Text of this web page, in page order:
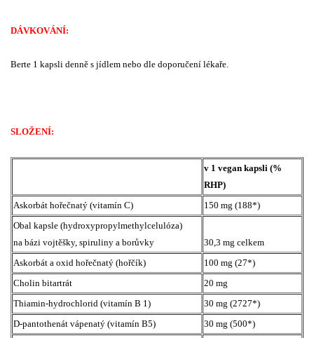
DÁVKOVÁNÍ:
Berte 1 kapsli denně s jídlem nebo dle doporučení lékaře.
SLOŽENÍ:
v 1 vegan kapsli (%
RHP)
Askorbát hořečnatý (vitamín C)
150 mg (188*)
Obal kapsle (hydroxypropylmethylcelulóza)
na bázi vojtěšky, spiruliny a borůvky
30,3 mg celkem
Askorbát a oxid hořečnatý (hořčík)
100 mg (27*)
Cholin bitartrát
20 mg
Thiamin-hydrochlorid (vitamín B 1)
30 mg (2727*)
D-pantothenát vápenatý (vitamín B5)
30 mg (500*)